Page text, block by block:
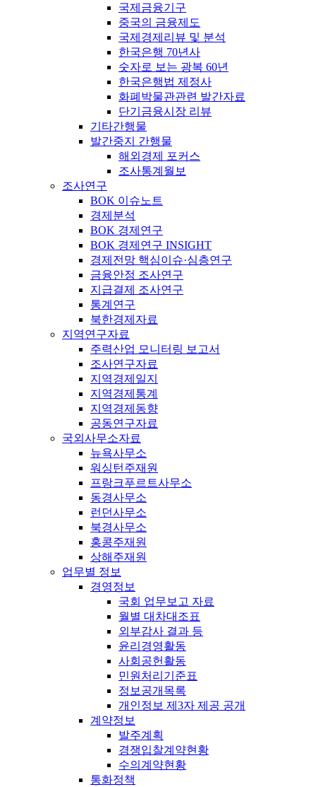
국제금융기구
중국의 금융제도
국제경제리뷰 및 분석
한국은행 70년사
숫자로 보는 광복 60년
한국은행법 제정사
화폐박물관관련 발간자료
단기금융시장 리뷰
기타간행물
발간중지 간행물
해외경제 포커스
조사통계월보
조사연구
BOK 이슈노트
경제분석
BOK 경제연구
BOK 경제연구 INSIGHT
경제전망 핵심이슈·심층연구
금융안정 조사연구
지급결제 조사연구
통계연구
북한경제자료
지역연구자료
주력산업 모니터링 보고서
조사연구자료
지역경제일지
지역경제통계
지역경제동향
공동연구자료
국외사무소자료
뉴욕사무소
워싱턴주재원
프랑크푸르트사무소
동경사무소
런던사무소
북경사무소
홍콩주재원
상해주재원
업무별 정보
경영정보
국회 업무보고 자료
월별 대차대조표
외부감사 결과 등
윤리경영활동
사회공헌활동
민원처리기준표
정보공개목록
개인정보 제3자 제공 공개
계약정보
발주계획
경쟁입찰계약현황
수의계약현황
통화정책